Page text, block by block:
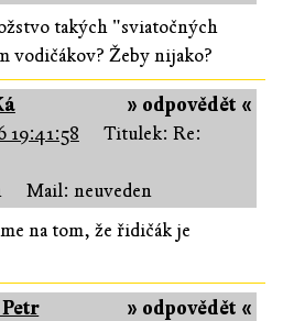
takých "sviatočných
vodičákov? Žeby nijako?
» odpovědět «
19:41:58
Titulek: Re:
Mail: neuveden
na tom, že řidičák je
» odpovědět «